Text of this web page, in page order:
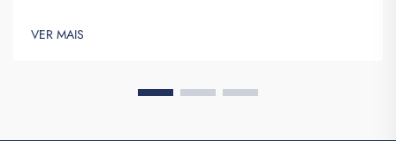
é uma empresa que realiza pedidos em grande volume desses
produtos, com o objetivo de criar consciência da marca. Você
VER MAIS